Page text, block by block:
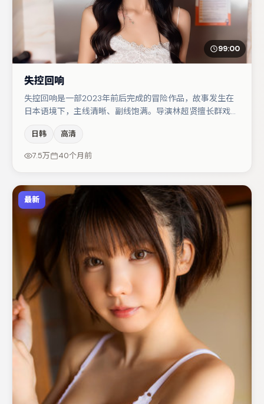
99:00
失控回响
失控回响是一部2023年前后完成的冒险作品，故事发生在
日本语境下，主线清晰、副线饱满。导演林超贤擅长群戏与
包括菅田将晖、秦海璐、木村拓哉等，角色动机前后呼应，
适合喜欢抠台词与伏笔的观众。若你偏爱强类型与清晰主
日韩 高清
7.5万 40个月前
最新